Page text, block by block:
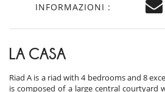
INFORMAZIONI :
LA CASA
Riad A is a riad with 4 bedrooms and 8
is composed of a large central